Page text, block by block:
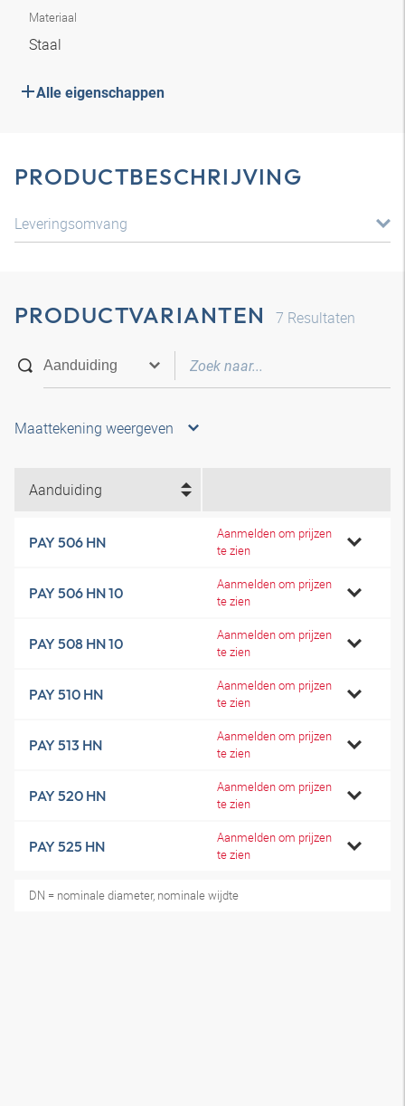
Materiaal
Staal
Alle eigenschappen
PRODUCTBESCHRIJVING
Leveringsomvang
PRODUCTVARIANTEN 7 Resultaten
Maattekening weergeven
Aanduiding
PAY 506 HN
Aanmelden om prijzen
te zien
PAY 506 HN 10
Aanmelden om prijzen
te zien
PAY 508 HN 10
Aanmelden om prijzen
te zien
PAY 510 HN
Aanmelden om prijzen
te zien
PAY 513 HN
Aanmelden om prijzen
te zien
PAY 520 HN
Aanmelden om prijzen
te zien
PAY 525 HN
Aanmelden om prijzen
te zien
DN = nominale diameter, nominale wijdte